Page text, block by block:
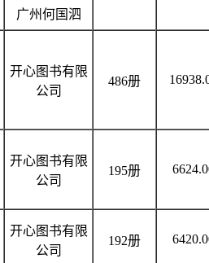
广州何国泗
开心图书有限
公司
486册
开心图书有限
公司
195册
开心图书有限
公司
192册